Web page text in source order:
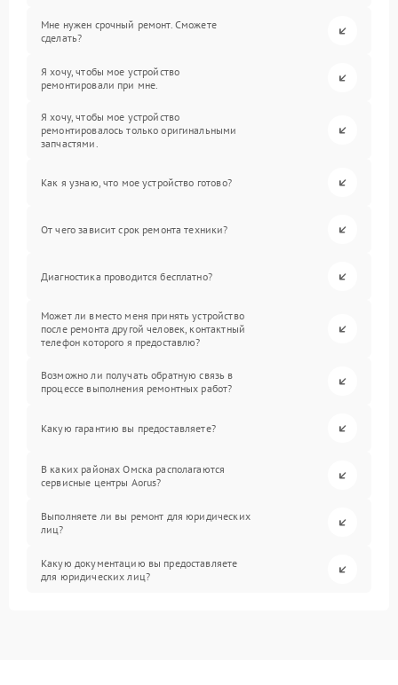
Мне нужен срочный ремонт. Сможете
сделать?
Я хочу, чтобы мое устройство
ремонтировали при мне.
Я хочу, чтобы мое устройство
ремонтировалось только оригинальными
запчастями.
Как я узнаю, что мое устройство готово?
От чего зависит срок ремонта техники?
Диагностика проводится бесплатно?
Может ли вместо меня принять устройство
после ремонта другой человек, контактный
телефон которого я предоставлю?
Возможно ли получать обратную связь в
процессе выполнения ремонтных работ?
Какую гарантию вы предоставляете?
В каких районах Омска располагаются
сервисные центры Aorus?
Выполняете ли вы ремонт для юридических
лиц?
Какую документацию вы предоставляете
для юридических лиц?